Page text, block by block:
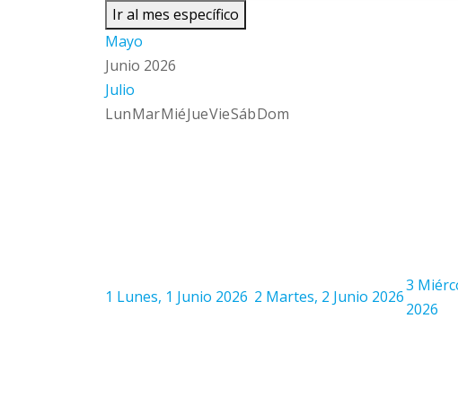
Ir al mes específico
Mayo
Junio 2026
Julio
LunMarMiéJueVieSábDom
1 Lunes, 1 Junio 2026 2 Martes, 2 Junio 2026
3
2026